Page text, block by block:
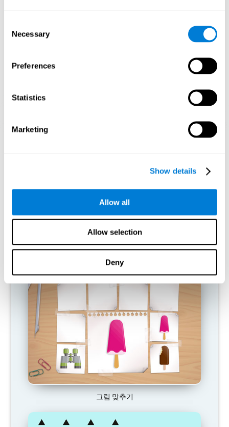
Selection
Necessary
Preferences
Statistics
Marketing
Show details
Allow all
Allow selection
Deny
첫째 주 셋째 주
인지 능력을 훈련하지 않으면 어떻게
연결을 제거하는 경향이 있습니다. 이런 식으로인지 능력을 정상적
으로 사용하지 않으면 뇌가 그 패턴의 신경 활성화에 대한 자원을
사용할 수있게하여 일상적인 활동에서 덜 효과적이게 만듭니다.
그림 맞추기